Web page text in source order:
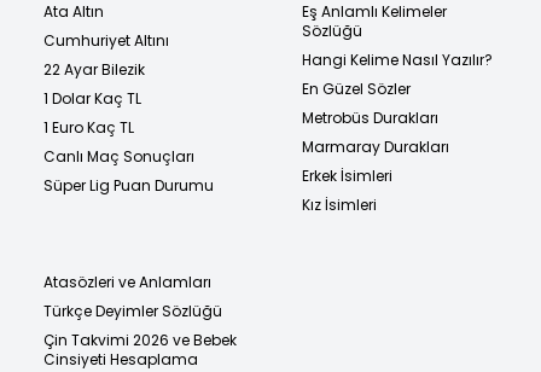
Ata Altın
Cumhuriyet Altını
22 Ayar Bilezik
1 Dolar Kaç TL
1 Euro Kaç TL
Canlı Maç Sonuçları
Süper Lig Puan Durumu
Eş Anlamlı Kelimeler
Sözlüğü
Hangi Kelime Nasıl Yazılır?
En Güzel Sözler
Metrobüs Durakları
Marmaray Durakları
Erkek İsimleri
Kız İsimleri
Atasözleri ve Anlamları
Türkçe Deyimler Sözlüğü
Çin Takvimi 2026 ve Bebek
Cinsiyeti Hesaplama